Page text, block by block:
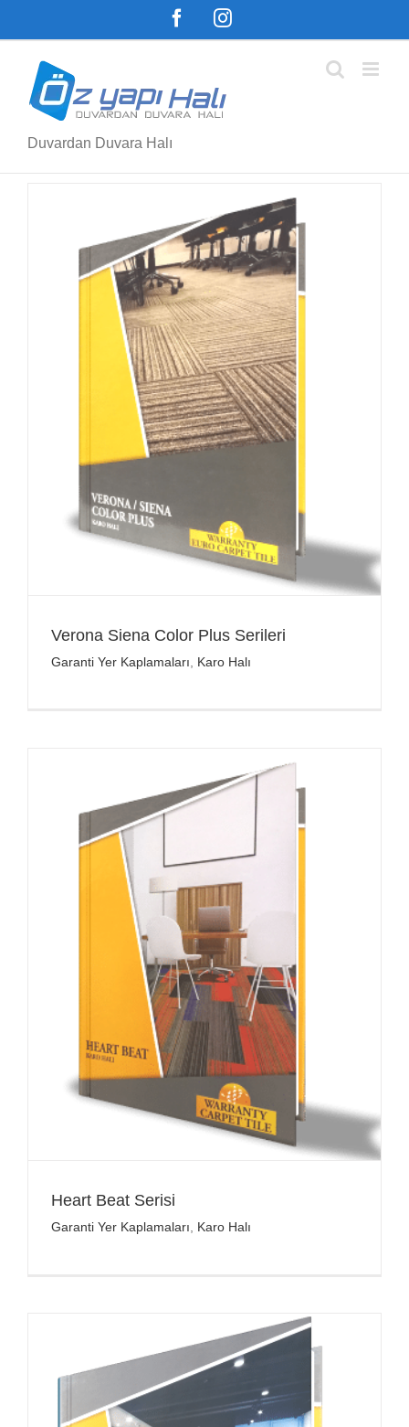
FacebookInstagram
Duvardan Duvara Halı
Verona Siena Color Plus Serileri
Garanti Yer Kaplamaları, Karo Halı
Heart Beat Serisi
Garanti Yer Kaplamaları, Karo Halı